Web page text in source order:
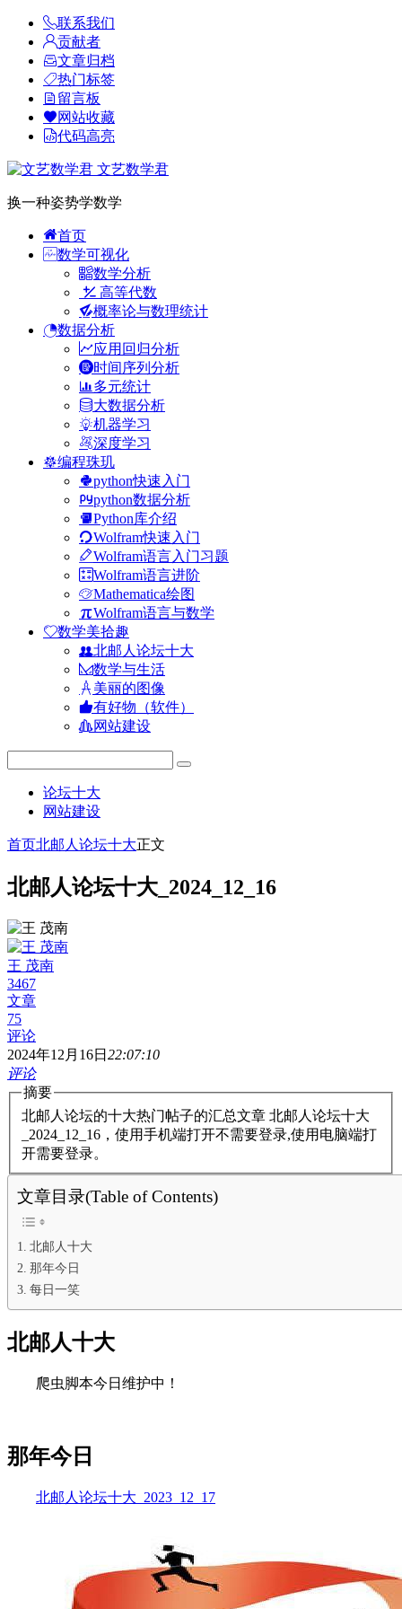
联系我们
贡献者
文章归档
热门标签
留言板
网站收藏
代码高亮
文艺数学君
换一种姿势学数学
首页
数学可视化
数学分析
高等代数
概率论与数理统计
数据分析
应用回归分析
时间序列分析
多元统计
大数据分析
机器学习
深度学习
编程珠玑
python快速入门
python数据分析
Python库介绍
Wolfram快速入门
Wolfram语言入门习题
Wolfram语言进阶
Mathematica绘图
Wolfram语言与数学
数学美拾趣
北邮人论坛十大
数学与生活
美丽的图像
有好物（软件）
网站建设
论坛十大
网站建设
首页北邮人论坛十大正文
北邮人论坛十大_2024_12_16
王 茂南
3467
文章
75
评论
2024年12月16日 22:07:10
评论
摘要
北邮人论坛的十大热门帖子的汇总文章 北邮人论坛十大
_2024_12_16，使用手机端打开不需要登录,使用电脑端打
开需要登录。
文章目录(Table of Contents)
北邮人十大
那年今日
每日一笑
北邮人十大
爬虫脚本今日维护中！
那年今日
北邮人论坛十大_2023_12_17